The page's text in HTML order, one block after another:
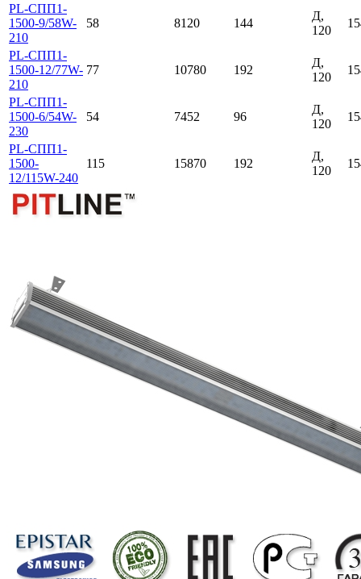
PL-СПП1-
1500-9/58W-
210
58 8120 144
Д,
120
PL-СПП1-
1500-12/77W-
210
77 10780 192
Д,
120
PL-СПП1-
1500-6/54W-
230
54 7452 96
Д,
120
PL-СПП1-
1500-
12/115W-240
115 15870 192
Д,
120